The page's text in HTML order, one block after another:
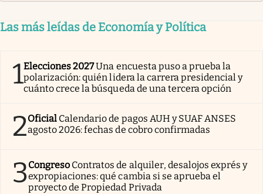
Las más leídas de Economía y Política
1Elecciones 2027Una encuesta puso a prueba la
polarización: quién lidera la carrera presidencial y
cuánto crece la búsqueda de una tercera opción
2Oficial Calendario de pagos AUH y SUAF ANSES
agosto 2026: fechas de cobro confirmadas
3Congreso Contratos de alquiler, desalojos exprés y
expropiaciones: qué cambia si se aprueba el
proyecto de Propiedad Privada